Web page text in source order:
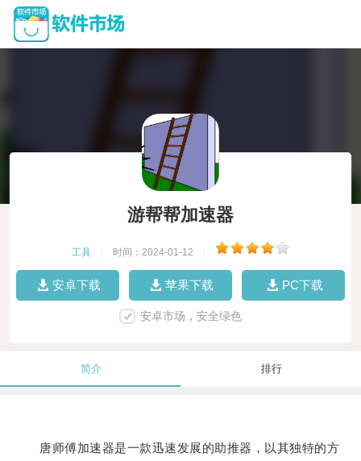
游帮帮加速器
工具 时间：2024-01-12
安卓下载 苹果下载 PC下载
安卓市场，安全绿色
简介 排行
唐师傅加速器是一款迅速发展的助推器，以其独特的方